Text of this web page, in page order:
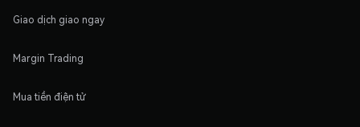
Giao dịch giao ngay
Margin Trading
Mua tiền điện tử